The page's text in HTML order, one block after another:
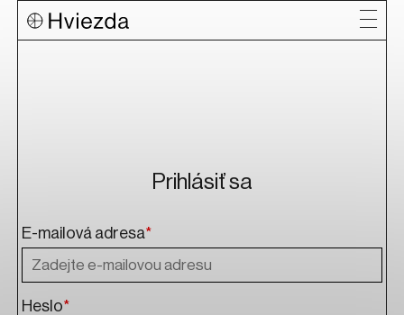
Prihlásiť sa
E-mailová adresa*
Heslo*